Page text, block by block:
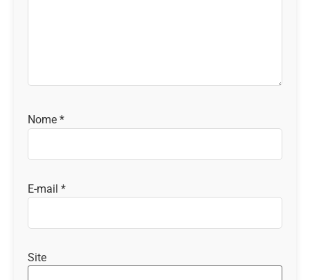
Nome *
E-mail *
Site